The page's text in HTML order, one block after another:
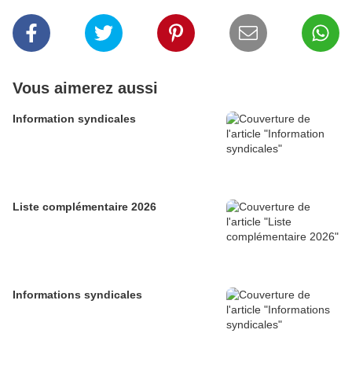
Vous aimerez aussi
Information syndicales
Liste complémentaire 2026
Informations syndicales